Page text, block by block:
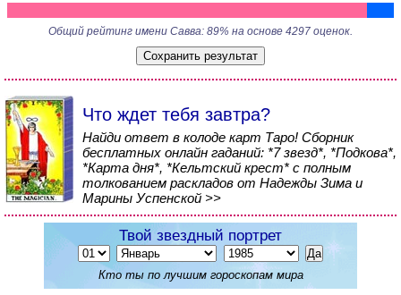
Общий рейтинг имени Савва: 89% на основе 4297 оценок.
Что ждет тебя завтра?
Найди ответ в колоде карт Таро! Сборник
бесплатных онлайн гаданий: *7 звезд*, *Подкова*,
*Карта дня*, *Кельтский крест* с полным
толкованием раскладов от Надежды Зима и
Марины Успенской >>
Твой звездный портрет
Кто ты по лучшим гороскопам мира